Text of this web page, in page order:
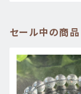
セール中の商品